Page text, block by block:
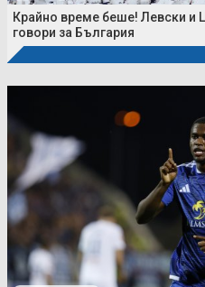
Крайно време беше! Левски и
говори за България